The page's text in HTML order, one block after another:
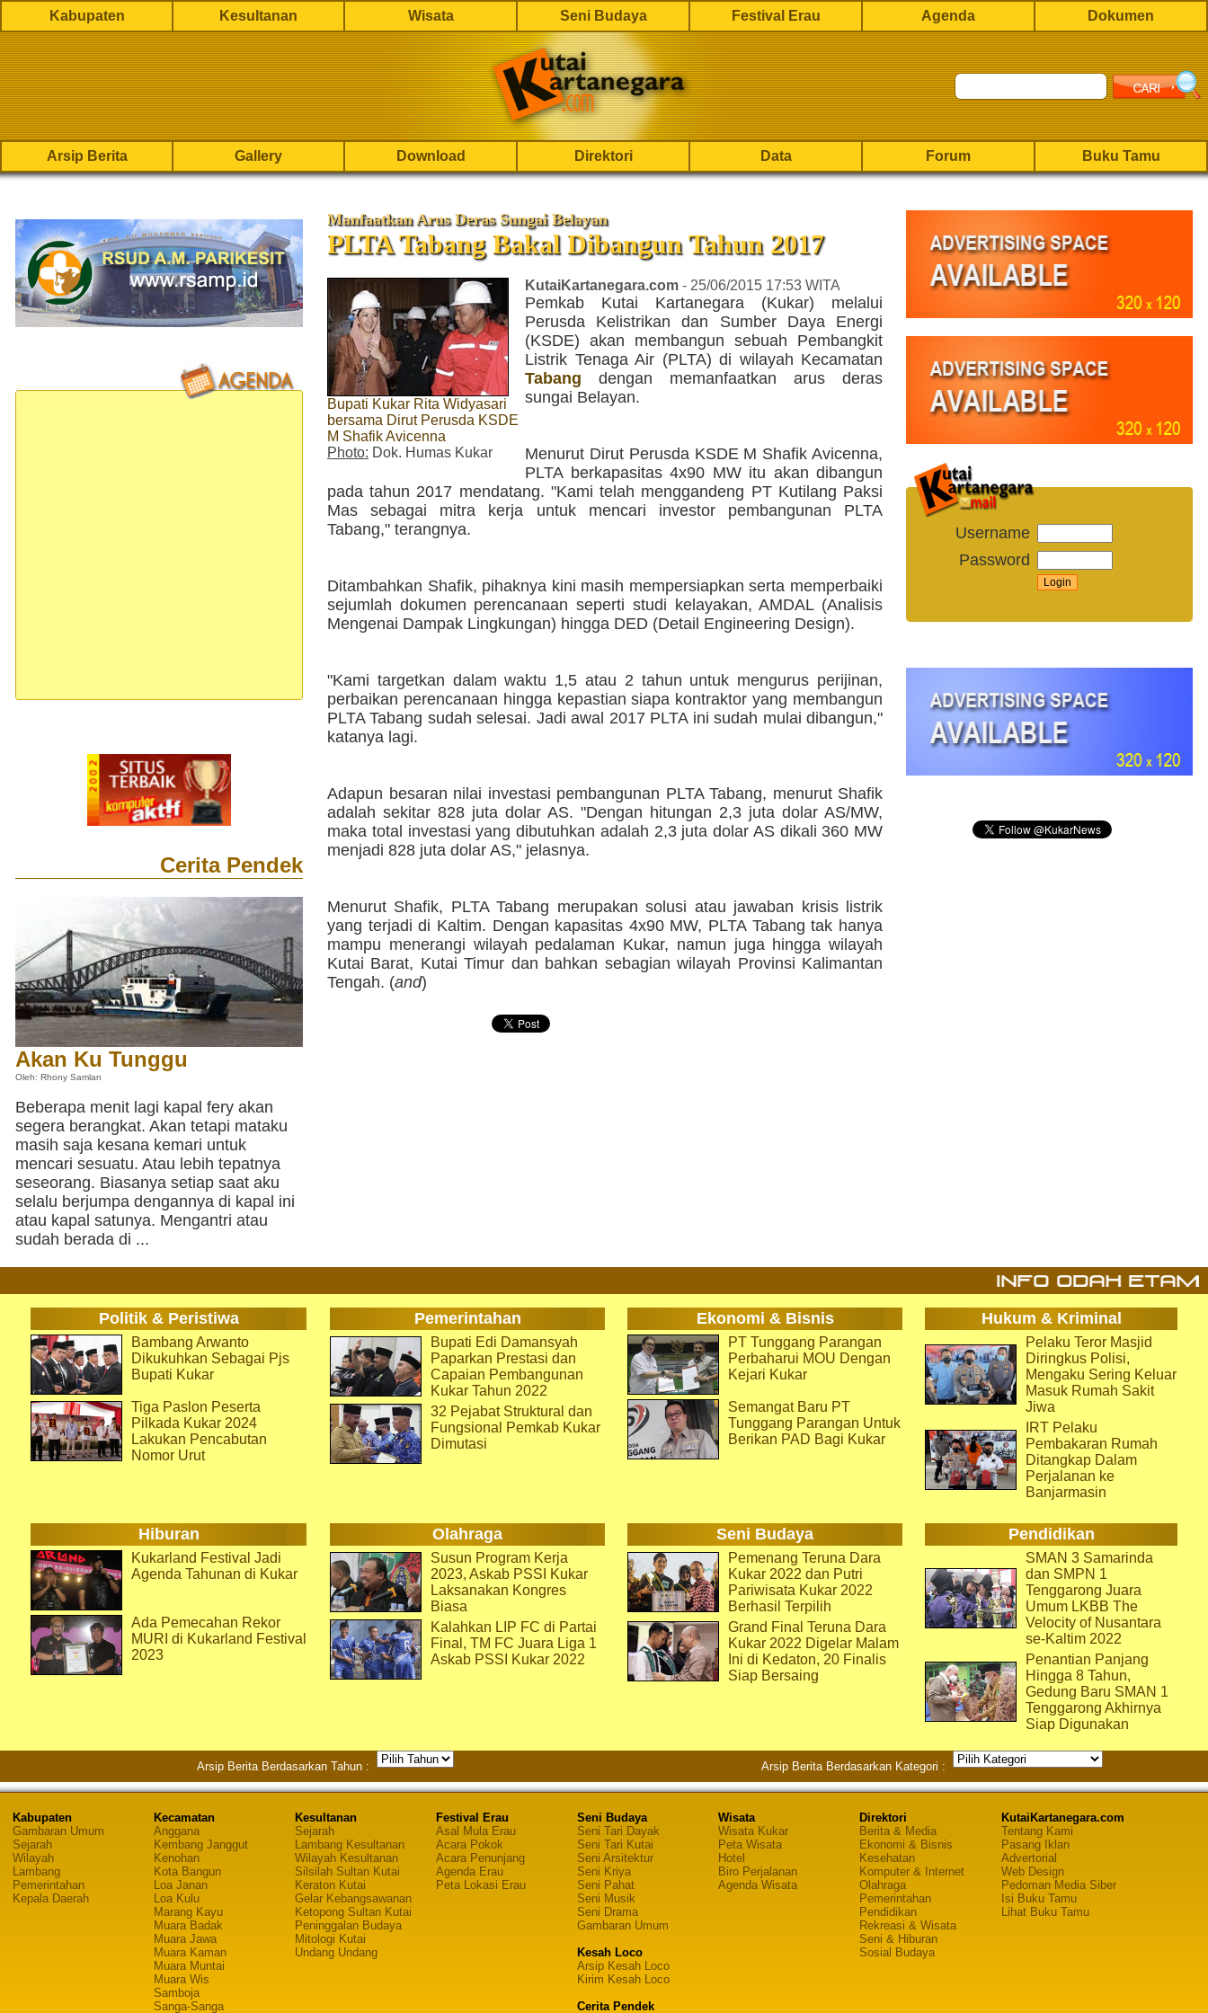
Kabupaten Kesultanan Wisata Seni Budaya Festival Erau Agenda Dokumen
Arsip Berita Gallery Download Direktori Data Forum Buku Tamu
Cerita Pendek
Akan Ku Tunggu
Oleh: Rhony Samlan
Beberapa menit lagi kapal fery akan
segera berangkat. Akan tetapi mataku
masih saja kesana kemari untuk
mencari sesuatu. Atau lebih tepatnya
seseorang. Biasanya setiap saat aku
selalu berjumpa dengannya di kapal ini
atau kapal satunya. Mengantri atau
sudah berada di ...
Manfaatkan Arus Deras Sungai Belayan
PLTA Tabang Bakal Dibangun Tahun 2017
Bupati Kukar Rita Widyasari
bersama Dirut Perusda KSDE
M Shafik Avicenna
Photo: Dok. Humas Kukar
KutaiKartanegara.com - 25/06/2015 17:53 WITA
Pemkab Kutai Kartanegara (Kukar) melalui
Perusda Kelistrikan dan Sumber Daya Energi
(KSDE) akan membangun sebuah Pembangkit
Listrik Tenaga Air (PLTA) di wilayah Kecamatan
Tabang dengan memanfaatkan arus deras
sungai Belayan.
Menurut Dirut Perusda KSDE M Shafik Avicenna,
PLTA berkapasitas 4x90 MW itu akan dibangun
pada tahun 2017 mendatang. "Kami telah menggandeng PT Kutilang Paksi
Mas sebagai mitra kerja untuk mencari investor pembangunan PLTA
Tabang," terangnya.
Ditambahkan Shafik, pihaknya kini masih mempersiapkan serta memperbaiki
sejumlah dokumen perencanaan seperti studi kelayakan, AMDAL (Analisis
Mengenai Dampak Lingkungan) hingga DED (Detail Engineering Design).
"Kami targetkan dalam waktu 1,5 atau 2 tahun untuk mengurus perijinan,
perbaikan perencanaan hingga kepastian siapa kontraktor yang membangun
PLTA Tabang sudah selesai. Jadi awal 2017 PLTA ini sudah mulai dibangun,"
katanya lagi.
Adapun besaran nilai investasi pembangunan PLTA Tabang, menurut Shafik
adalah sekitar 828 juta dolar AS. "Dengan hitungan 2,3 juta dolar AS/MW,
maka total investasi yang dibutuhkan adalah 2,3 juta dolar AS dikali 360 MW
menjadi 828 juta dolar AS," jelasnya.
Menurut Shafik, PLTA Tabang merupakan solusi atau jawaban krisis listrik
yang terjadi di Kaltim. Dengan kapasitas 4x90 MW, PLTA Tabang tak hanya
mampu menerangi wilayah pedalaman Kukar, namun juga hingga wilayah
Kutai Barat, Kutai Timur dan bahkan sebagian wilayah Provinsi Kalimantan
Tengah. (and)
Username
Password
Politik & Peristiwa Pemerintahan Ekonomi & Bisnis Hukum & Kriminal
Bambang Arwanto
Dikukuhkan Sebagai Pjs
Bupati Kukar
Tiga Paslon Peserta
Pilkada Kukar 2024
Lakukan Pencabutan
Nomor Urut
Bupati Edi Damansyah
Paparkan Prestasi dan
Capaian Pembangunan
Kukar Tahun 2022
32 Pejabat Struktural dan
Fungsional Pemkab Kukar
Dimutasi
PT Tunggang Parangan
Perbaharui MOU Dengan
Kejari Kukar
Semangat Baru PT
Tunggang Parangan Untuk
Berikan PAD Bagi Kukar
Pelaku Teror Masjid
Diringkus Polisi,
Mengaku Sering Keluar
Masuk Rumah Sakit
Jiwa
IRT Pelaku
Pembakaran Rumah
Ditangkap Dalam
Perjalanan ke
Banjarmasin
Hiburan Olahraga Seni Budaya Pendidikan
Kukarland Festival Jadi
Agenda Tahunan di Kukar
Ada Pemecahan Rekor
MURI di Kukarland Festival
2023
Susun Program Kerja
2023, Askab PSSI Kukar
Laksanakan Kongres
Biasa
Kalahkan LIP FC di Partai
Final, TM FC Juara Liga 1
Askab PSSI Kukar 2022
Pemenang Teruna Dara
Kukar 2022 dan Putri
Pariwisata Kukar 2022
Berhasil Terpilih
Grand Final Teruna Dara
Kukar 2022 Digelar Malam
Ini di Kedaton, 20 Finalis
Siap Bersaing
SMAN 3 Samarinda
dan SMPN 1
Tenggarong Juara
Umum LKBB The
Velocity of Nusantara
se-Kaltim 2022
Penantian Panjang
Hingga 8 Tahun,
Gedung Baru SMAN 1
Tenggarong Akhirnya
Siap Digunakan
Arsip Berita Berdasarkan Tahun : Arsip Berita Berdasarkan Kategori :
Kabupaten
Gambaran Umum
Sejarah
Wilayah
Lambang
Pemerintahan
Kepala Daerah
Kecamatan
Anggana
Kembang Janggut
Kenohan
Kota Bangun
Loa Janan
Loa Kulu
Marang Kayu
Muara Badak
Muara Jawa
Muara Kaman
Muara Muntai
Muara Wis
Samboja
Sanga-Sanga
Kesultanan
Sejarah
Lambang Kesultanan
Wilayah Kesultanan
Silsilah Sultan Kutai
Keraton Kutai
Gelar Kebangsawanan
Ketopong Sultan Kutai
Peninggalan Budaya
Mitologi Kutai
Undang Undang
Festival Erau
Asal Mula Erau
Acara Pokok
Acara Penunjang
Agenda Erau
Peta Lokasi Erau
Seni Budaya
Seni Tari Dayak
Seni Tari Kutai
Seni Arsitektur
Seni Kriya
Seni Pahat
Seni Musik
Seni Drama
Gambaran Umum
Kesah Loco
Arsip Kesah Loco
Kirim Kesah Loco
Cerita Pendek
Wisata
Wisata Kukar
Peta Wisata
Hotel
Biro Perjalanan
Agenda Wisata
Direktori
Berita & Media
Ekonomi & Bisnis
Kesehatan
Komputer & Internet
Olahraga
Pemerintahan
Pendidikan
Rekreasi & Wisata
Seni & Hiburan
Sosial Budaya
KutaiKartanegara.com
Tentang Kami
Pasang Iklan
Advertorial
Web Design
Pedoman Media Siber
Isi Buku Tamu
Lihat Buku Tamu